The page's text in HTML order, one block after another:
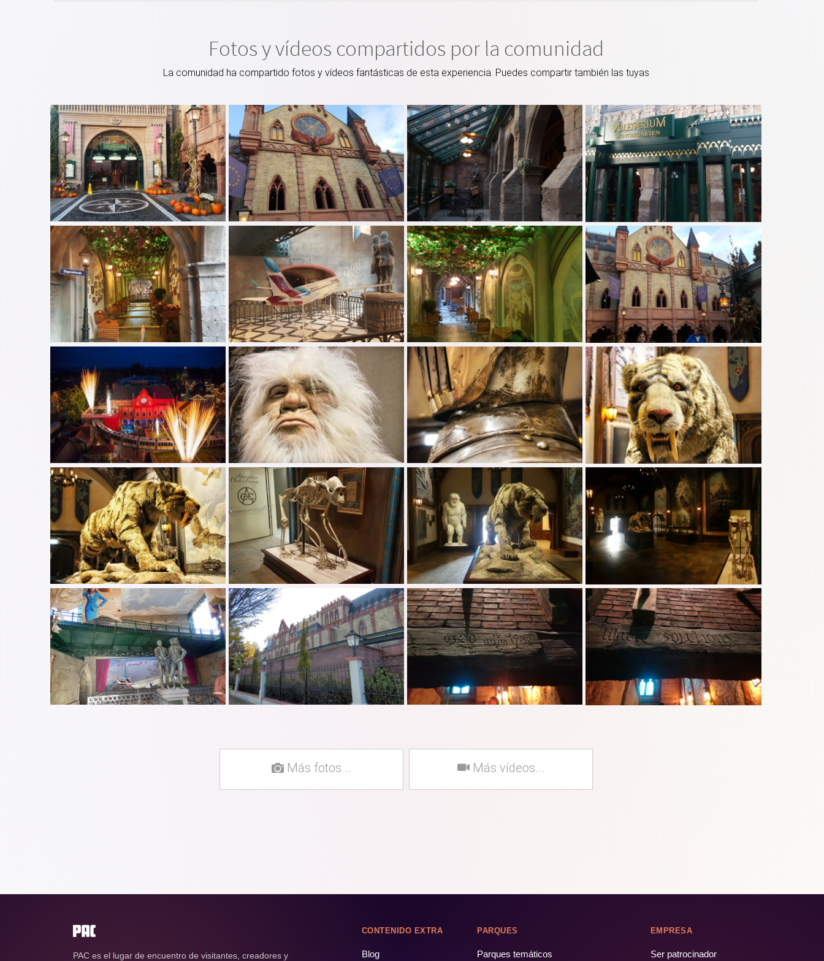
Fotos y vídeos compartidos por la comunidad
La comunidad ha compartido fotos y vídeos fantásticas de esta experiencia. Puedes compartir también las tuyas
Más fotos... Más vídeos...
PAC es el lugar de encuentro de visitantes, creadores y
CONTENIDO EXTRA
Blog
PARQUES
Parques temáticos
EMPRESA
Ser patrocinador